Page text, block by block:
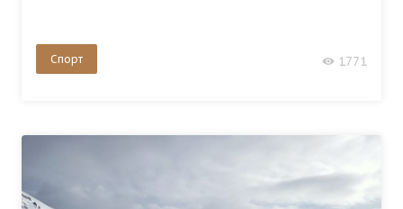
Спорт 1771